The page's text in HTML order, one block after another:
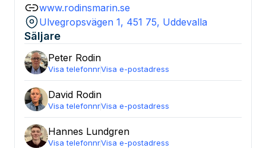
www.rodinsmarin.se
Ulvegropsvägen 1, 451 75, Uddevalla
Säljare
Peter Rodin
Visa telefonnrVisa e-postadress
David Rodin
Visa telefonnrVisa e-postadress
Hannes Lundgren
Visa telefonnrVisa e-postadress